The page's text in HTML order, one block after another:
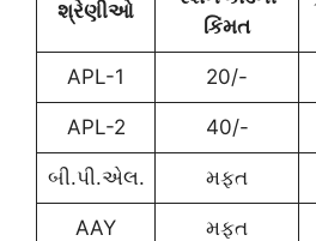
શ્રેણીઓ
કિંમત
APL-1 20/-
APL-2 40/-
બી.પી.એલ. મફત
AAY મફત